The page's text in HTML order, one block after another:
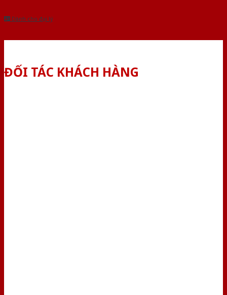
Dành cho đại lý
ĐỐI TÁC KHÁCH HÀNG